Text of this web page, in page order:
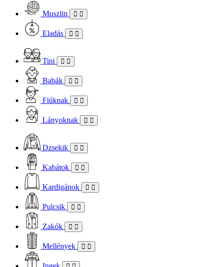
Muszlin
Eladás
Tini
Babák
Fiúknak
Lányoknak
Dzsekik
Kabátok
Kardigánok
Pulcsik
Zakók
Mellények